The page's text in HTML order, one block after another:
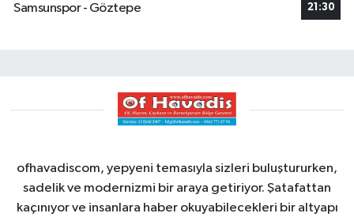
Samsunspor - Göztepe
21:30
ofhavadiscom, yepyeni temasıyla sizleri buluştururken,
sadelik ve modernizmi bir araya getiriyor. Şatafattan
kaçınıyor ve insanlara haber okuyabilecekleri bir altyapı